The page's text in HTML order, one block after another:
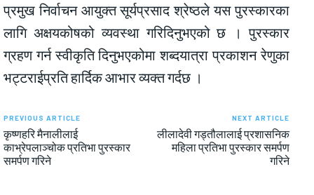
प्रमुख निर्वाचन आयुक्त सूर्यप्रसाद श्रेष्ठले यस पुरस्कारका
लागि अक्षयकोषको व्यवस्था गरिदिनुभएको छ । पुरस्कार
ग्रहण गर्न स्वीकृति दिनुभएकोमा शब्दयात्रा प्रकाशन रेणुका
भट्टराईप्रति हार्दिक आभार व्यक्त गर्दछ ।
PREVIOUS ARTICLE
कृष्णहरि मैनालीलाई
काभ्रेपलाञ्चोक प्रतिभा पुरस्कार
समर्पण गरिने
NEXT ARTICLE
लीलादेवी गड्तौलालाई प्रशासनिक
महिला प्रतिभा पुरस्कार समर्पण
गरिने